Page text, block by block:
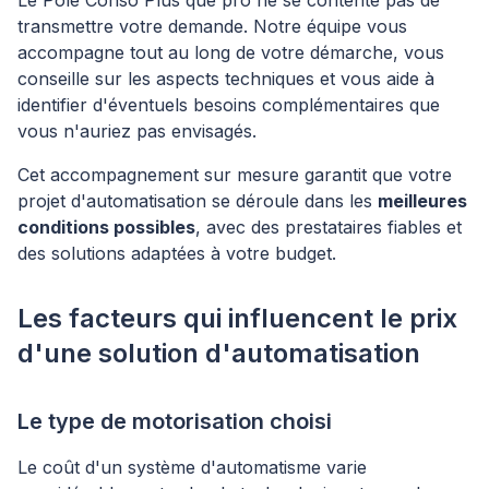
transmettre votre demande. Notre équipe vous
accompagne tout au long de votre démarche, vous
conseille sur les aspects techniques et vous aide à
identifier d'éventuels besoins complémentaires que
vous n'auriez pas envisagés.
Cet accompagnement sur mesure garantit que votre
projet d'automatisation se déroule dans les meilleures
conditions possibles, avec des prestataires fiables et
des solutions adaptées à votre budget.
Les facteurs qui influencent le prix
d'une solution d'automatisation
Le type de motorisation choisi
Le coût d'un système d'automatisme varie